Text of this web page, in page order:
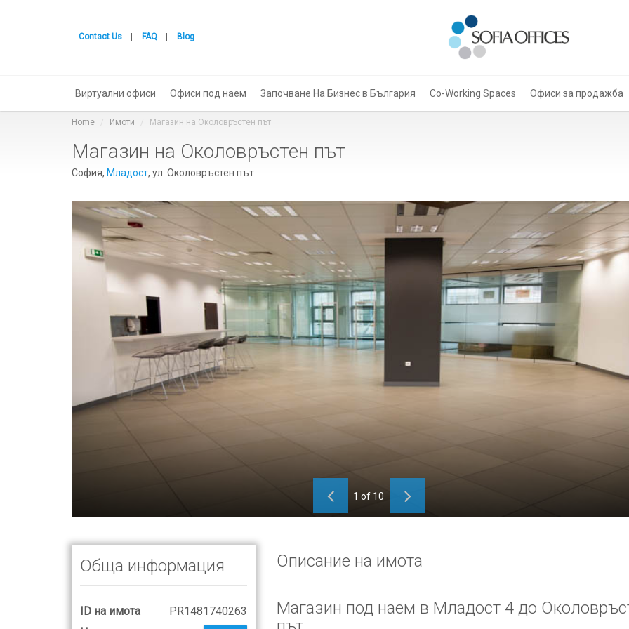
Contact Us FAQ Blog
Виртуални офиси Офиси под наем Започване На Бизнес в България Co-Working Spaces Офиси за продажба
Home Имоти Магазин на Околовръстен път
Магазин на Околовръстен път
София, Младост, ул. Околовръстен път
1 of 10
Обща информация
ID на имота
PR1481740263
Описание на имота
Магазин под наем в Младост 4 до